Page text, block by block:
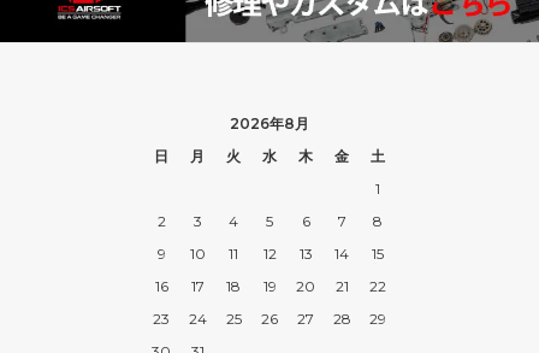
2026年8月
日
月 火 水 木 金
土
1
2
3 4 5 6 7
8
9
10 11 12 13 14
15
16
17 18 19 20 21
22
23
24 25 26 27 28
29